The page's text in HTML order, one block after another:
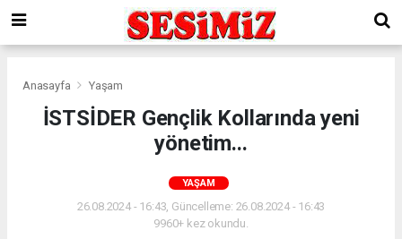
Anasayfa Yaşam
İSTSİDER Gençlik Kollarında yeni
yönetim...
YAŞAM
26.08.2024 - 16:43, Güncelleme: 26.08.2024 - 16:43
9960+ kez okundu.